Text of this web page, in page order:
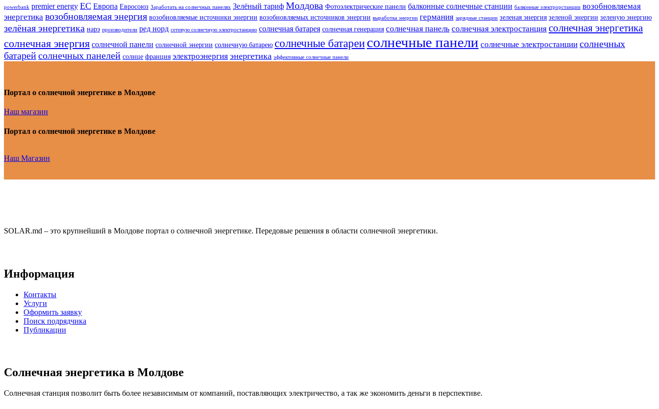
powerbank premier energy ЕС Европа Евросоюз Заработать на солнечных панелях Зелёный тариф Молдова Фотоэлектрические панели балконные солнечные станции балконные электрорстанции возобновляемая
энергетика возобновляемая энергия возобновляемые источники энергии возобновляемых источников энергии выработка энергии германия зарядные станции зеленая энергия зеленой энергии зеленую энергию
зелёная энергетика нарэ производители ред норд сетевую солнечную электростанцию солнечная батарея солнечная генерация солнечная панель солнечная электростанция солнечная энергетика
солнечная энергия солнечной панели солнечной энергии солнечную батарею солнечные батареисолнечные панели солнечные электростанции солнечных
батарейсолнечных панелей солнце франция электроэнергия энергетика эффективные солнечные панели
Портал о солнечной энергетике в Молдове
Наш магазин
Портал о солнечной энергетике в Молдове
Наш Магазин
SOLAR.md – это крупнейший в Молдове портал о солнечной энергетике. Передовые решения в области солнечной энергетики.
Информация
Контакты
Услуги
Оформить заявку
Поиск подрядчика
Публикации
Солнечная энергетика в Молдове
Солнечная станция позволит быть более независимым от компаний, поставляющих электричество, а так же экономить деньги в перспективе.